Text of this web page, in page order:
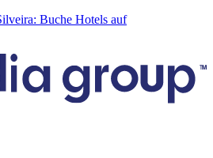
Buche Hotels auf